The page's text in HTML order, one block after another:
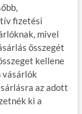
fizetési
mivel
összegét
kellene
vásárlók
az adott
ki a